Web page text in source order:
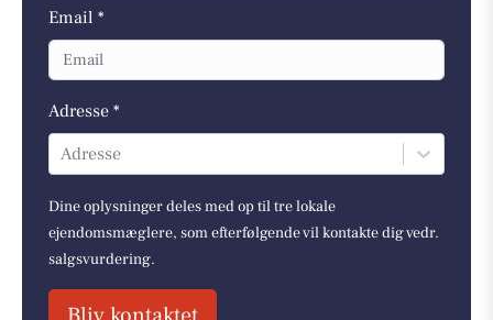
Email *
Adresse *
Adresse
Dine oplysninger deles med op til tre lokale
ejendomsmæglere, som efterfølgende vil kontakte dig vedr.
salgsvurdering.